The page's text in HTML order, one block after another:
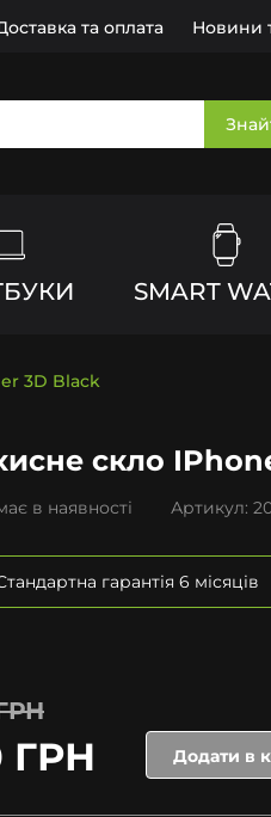
та оплата Новини
SMART
3D Black
скло
в наявності Артикул:
гарантія 6 місяців
ГРН Додати в